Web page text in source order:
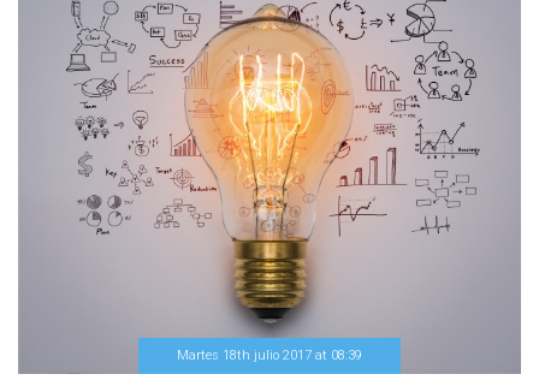
Martes 18th julio 2017 at 08:39